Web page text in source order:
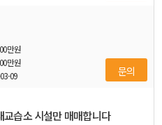
만원
만원
09 문의
습소 시설만 매매합니다